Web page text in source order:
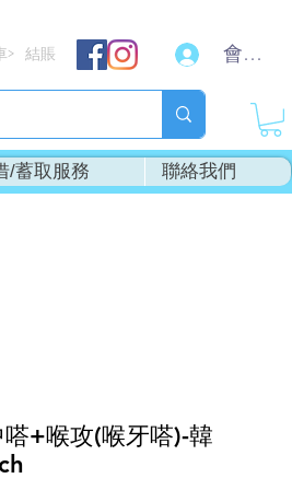
結賬 會員登入
/蓄取服務 聯絡我們
+喉攻(喉牙嗒)-韓